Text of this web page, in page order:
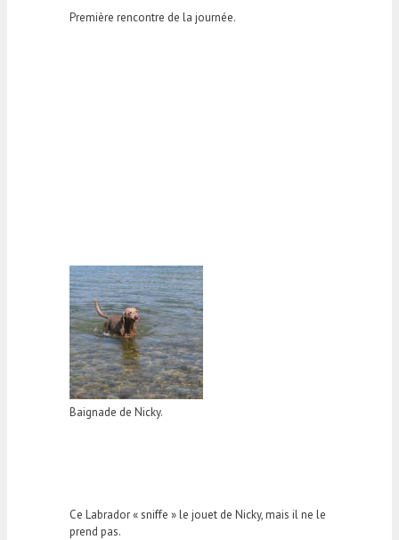
Première rencontre de la journée.
Baignade de Nicky.
Ce Labrador « sniffe » le jouet de Nicky, mais il ne le
prend pas.